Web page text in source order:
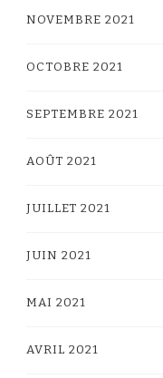
NOVEMBRE 2021
OCTOBRE 2021
SEPTEMBRE 2021
AOÛT 2021
JUILLET 2021
JUIN 2021
MAI 2021
AVRIL 2021